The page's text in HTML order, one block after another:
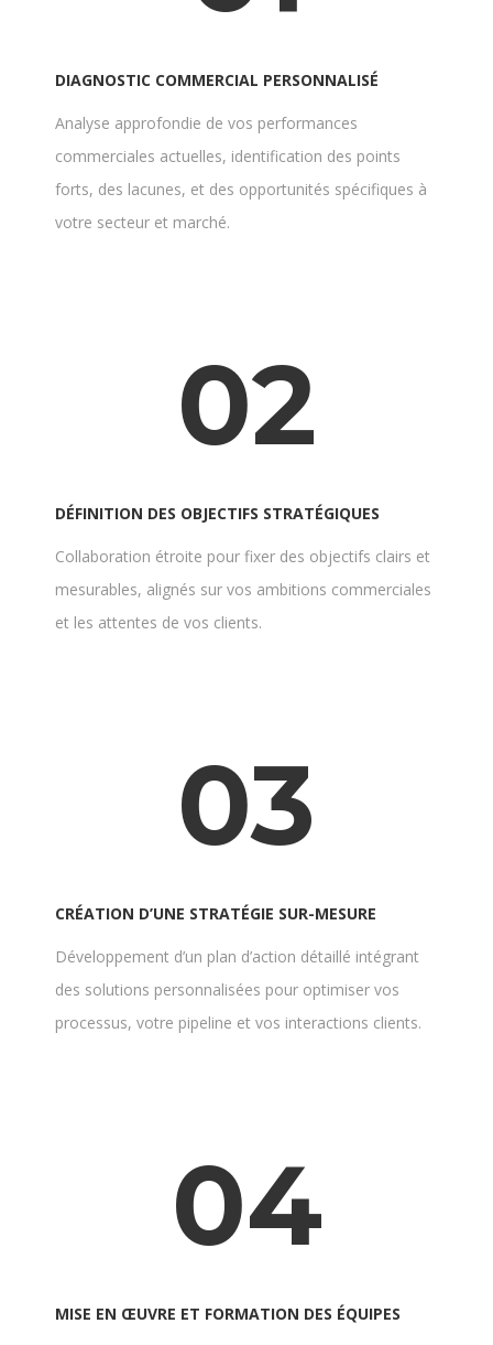
DIAGNOSTIC COMMERCIAL PERSONNALISÉ
Analyse approfondie de vos performances
commerciales actuelles, identification des points
forts, des lacunes, et des opportunités spécifiques à
votre secteur et marché.
02
DÉFINITION DES OBJECTIFS STRATÉGIQUES
Collaboration étroite pour fixer des objectifs clairs et
mesurables, alignés sur vos ambitions commerciales
et les attentes de vos clients.
03
CRÉATION D’UNE STRATÉGIE SUR-MESURE
Développement d’un plan d’action détaillé intégrant
des solutions personnalisées pour optimiser vos
processus, votre pipeline et vos interactions clients.
04
MISE EN ŒUVRE ET FORMATION DES ÉQUIPES